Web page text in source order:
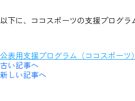
以下に、ココスポーツの支援プログラ
公表用支援プログラム（ココスポーツ）
古い記事へ
新しい記事へ